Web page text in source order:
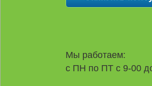
Мы работаем:
с ПН по ПТ с 9-00